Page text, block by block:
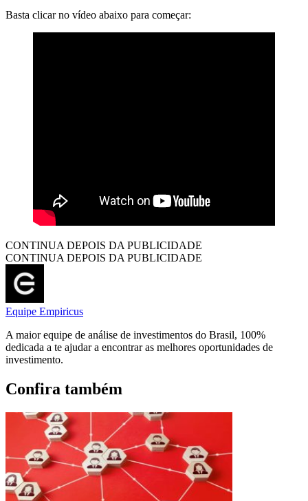
Basta clicar no vídeo abaixo para começar:
CONTINUA DEPOIS DA PUBLICIDADE
CONTINUA DEPOIS DA PUBLICIDADE
Equipe Empiricus
A maior equipe de análise de investimentos do Brasil, 100%
dedicada a te ajudar a encontrar as melhores oportunidades de
investimento.
Confira também